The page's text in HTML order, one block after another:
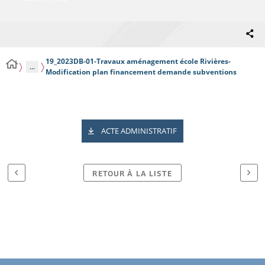
...
19_2023DB-01-Travaux aménagement école Rivières-
Modification plan financement demande subventions
ACTE ADMINISTRATIF
RETOUR À LA LISTE